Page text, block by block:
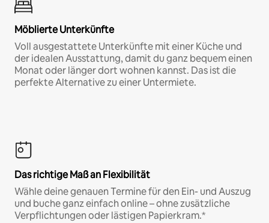
Möblierte Unterkünfte
Voll ausgestattete Unterkünfte mit einer Küche und
der idealen Ausstattung, damit du ganz bequem einen
Monat oder länger dort wohnen kannst. Das ist die
perfekte Alternative zu einer Untermiete.
Das richtige Maß an Flexibilität
Wähle deine genauen Termine für den Ein- und Auszug
und buche ganz einfach online – ohne zusätzliche
Verpflichtungen oder lästigen Papierkram.*